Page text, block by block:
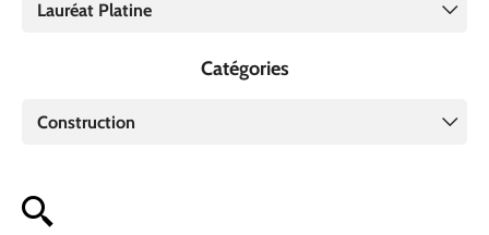
Lauréat Platine
Catégories
Construction